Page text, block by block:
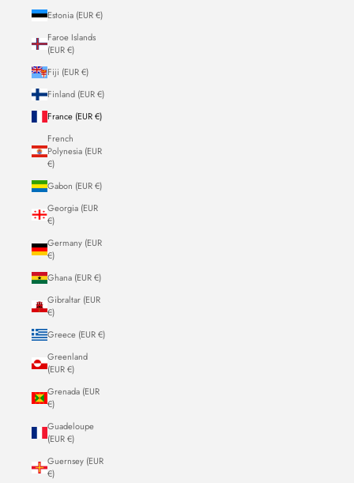
Estonia (EUR €)
Faroe Islands
(EUR €)
Fiji (EUR €)
Finland (EUR €)
France (EUR €)
French
Polynesia (EUR
€)
Gabon (EUR €)
Georgia (EUR
€)
Germany (EUR
€)
Ghana (EUR €)
Gibraltar (EUR
€)
Greece (EUR €)
Greenland
(EUR €)
Grenada (EUR
€)
Guadeloupe
(EUR €)
Guernsey (EUR
€)